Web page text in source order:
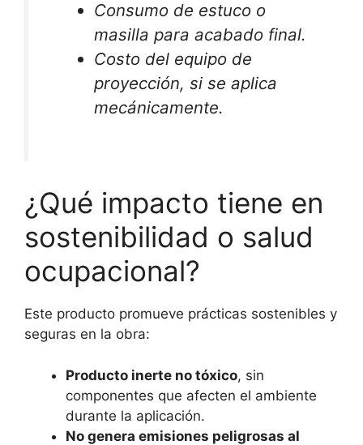
Consumo de estuco o
masilla para acabado final.
Costo del equipo de
proyección, si se aplica
mecánicamente.
¿Qué impacto tiene en
sostenibilidad o salud
ocupacional?
Este producto promueve prácticas sostenibles y
seguras en la obra:
Producto inerte no tóxico, sin
componentes que afecten el ambiente
durante la aplicación.
No genera emisiones peligrosas al